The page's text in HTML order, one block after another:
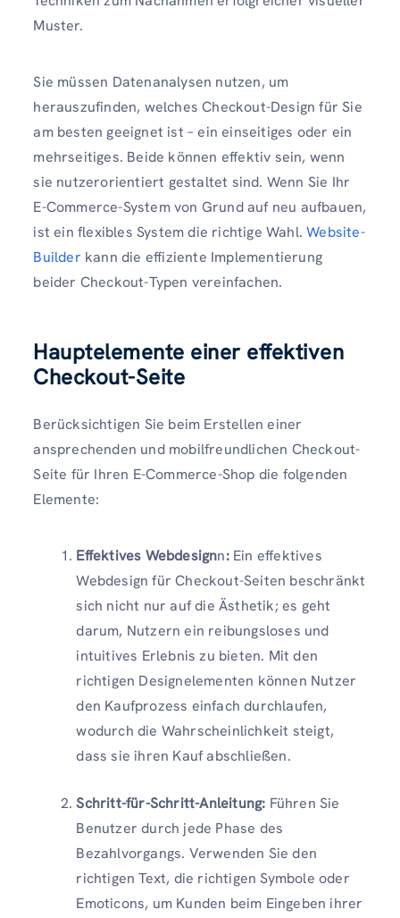
Muster.
Sie müssen Datenanalysen nutzen, um
herauszufinden, welches Checkout-Design für Sie
am besten geeignet ist – ein einseitiges oder ein
mehrseitiges. Beide können effektiv sein, wenn
sie nutzerorientiert gestaltet sind. Wenn Sie Ihr
E-Commerce-System von Grund auf neu aufbauen,
ist ein flexibles System die richtige Wahl.Website-
Builder kann die effiziente Implementierung
beider Checkout-Typen vereinfachen.
Hauptelemente einer effektiven
Checkout-Seite
Berücksichtigen Sie beim Erstellen einer
ansprechenden und mobilfreundlichen Checkout-
Seite für Ihren E-Commerce-Shop die folgenden
Elemente:
Effektives Webdesignn: Ein effektives
Webdesign für Checkout-Seiten beschränkt
sich nicht nur auf die Ästhetik; es geht
darum, Nutzern ein reibungsloses und
intuitives Erlebnis zu bieten. Mit den
richtigen Designelementen können Nutzer
den Kaufprozess einfach durchlaufen,
wodurch die Wahrscheinlichkeit steigt,
dass sie ihren Kauf abschließen.
Schritt-für-Schritt-Anleitung: Führen Sie
Benutzer durch jede Phase des
Bezahlvorgangs. Verwenden Sie den
richtigen Text, die richtigen Symbole oder
Emoticons, um Kunden beim Eingeben ihrer